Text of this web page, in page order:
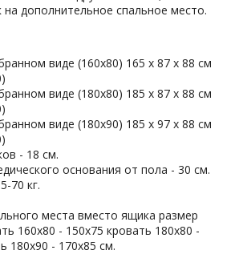
дополнительное спальное место.
виде (160х80) 165 x 87 x 88 см
виде (180х80) 185 x 87 x 88 см
виде (180х90) 185 x 97 x 88 см
- 18 см.
основания от пола - 30 см.
70 кг.
места вместо ящика размер
160х80 - 150х75 кровать 180х80 -
180х90 - 170х85 см.